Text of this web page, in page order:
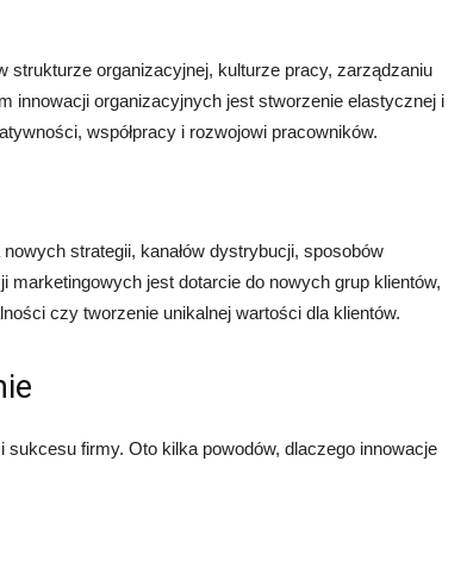
strukturze organizacyjnej, kulturze pracy, zarządzaniu
innowacji organizacyjnych jest stworzenie elastycznej i
współpracy i rozwojowi pracowników.
strategii, kanałów dystrybucji, sposobów
jest dotarcie do nowych grup klientów,
czy tworzenie unikalnej wartości dla klientów.
firmy. Oto kilka powodów, dlaczego innowacje